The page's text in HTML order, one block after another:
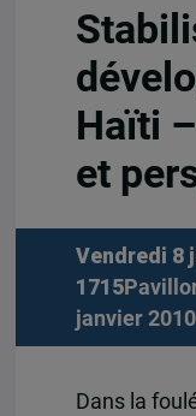
Haïti
et
Vendredi 8
1715
janvier 2010
Dans la